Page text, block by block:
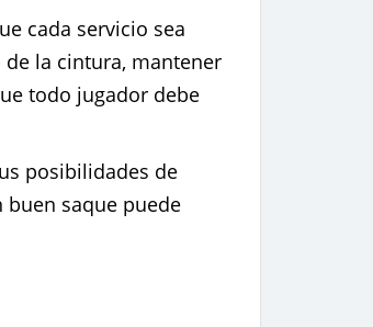
cada servicio sea
la cintura, mantener
todo jugador debe
posibilidades de
buen saque puede